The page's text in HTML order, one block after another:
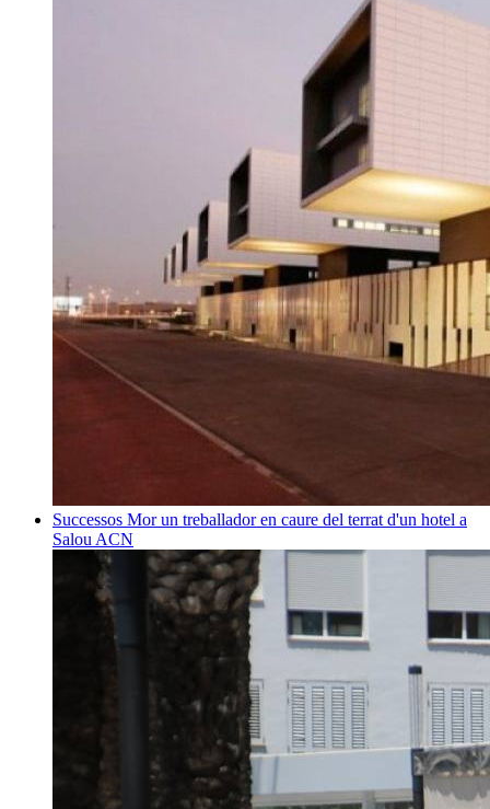
Successos Mor un treballador en caure del terrat d'un hotel a
Salou ACN